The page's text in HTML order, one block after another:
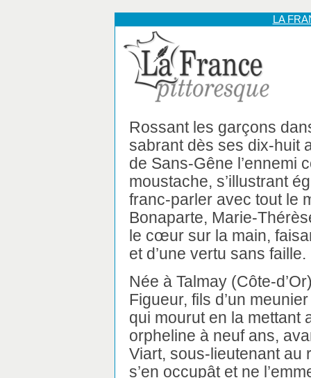
LA
Rossant les garçons
sabrant dès ses dix-huit
de Sans-Gêne l’ennemi
moustache, s’illustrant
franc-parler avec tout le
Bonaparte, Marie-
le cœur sur la main,
et d’une vertu sans faille.
Née à Talmay (Côte-
Figueur, fils d’un
qui mourut en la mettant
orpheline à neuf ans,
Viart, sous-lieutenant au
s’en occupât et ne